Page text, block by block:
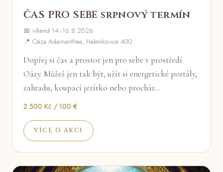
ČAS PRO SEBE srpnový termín
📅 víkend 14.-16.8.2026
📍 Oáza Adamanthea, Halenkovice 400
Dopřej si čas a prostor jen pro sebe v prostředí
Oázy. Můžeš jen tak být, užít si energetické portály,
zahradu, koupací jezírko nebo procház…
2 500 Kč / 100 €
VÍCE O AKCI